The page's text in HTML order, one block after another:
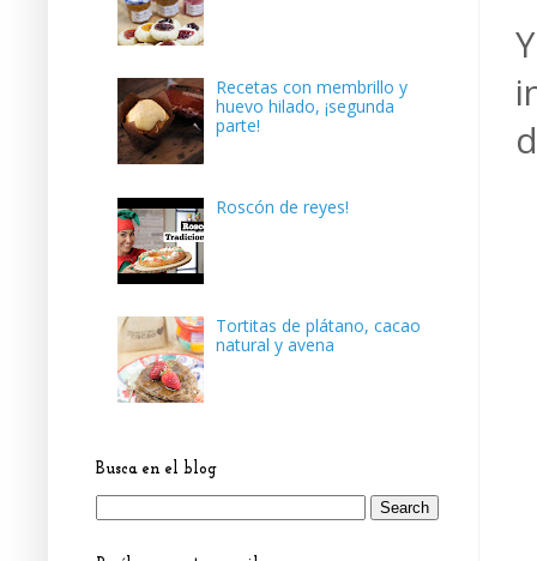
Recetas con membrillo y
huevo hilado, ¡segunda
parte!
Roscón de reyes!
Tortitas de plátano, cacao
natural y avena
Busca en el blog